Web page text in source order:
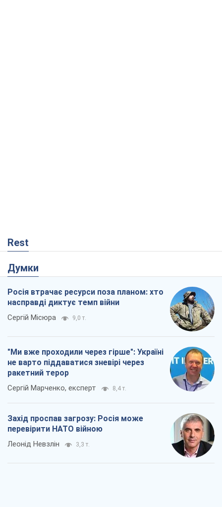
Rest
Думки
Росія втрачає ресурси поза планом: хто
насправді диктує темп війни
Сергій Місюра 9,0 т.
"Ми вже проходили через гірше": Україні
не варто піддаватися зневірі через
ракетний терор
Сергій Марченко, експерт 8,4 т.
Захід проспав загрозу: Росія може
перевірити НАТО війною
Леонід Невзлін 3,3 т.